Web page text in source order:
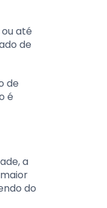
até
de
de
é
a
do